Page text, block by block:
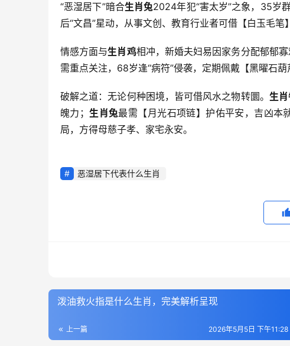
“恶湿居下”暗合生肖兔2024年犯“害太岁”之象，35岁
后“文昌”星动，从事文创、教育行业者可借【白玉毛笔
情感方面与生肖鸡相冲，新婚夫妇易因家务分配郁郁
需重点关注，68岁逢“病符”侵袭，定期佩戴【黑曜石葫
破解之道：无论何种困境，皆可借风水之物转圜。 生
魄力； 生肖兔最需【月光石项链】护佑平安，吉凶本
局，方得母慈子孝、家宅永安。
恶湿居下代表什么生肖
泼油救火指是什么生肖，完美解析呈现
上一篇 2026年5月5日 下午11:28